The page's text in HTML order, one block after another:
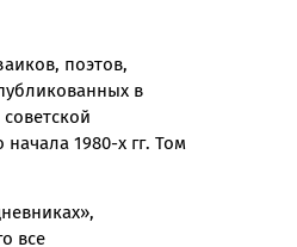
поэтов,
в
1980-х гг. Том
все